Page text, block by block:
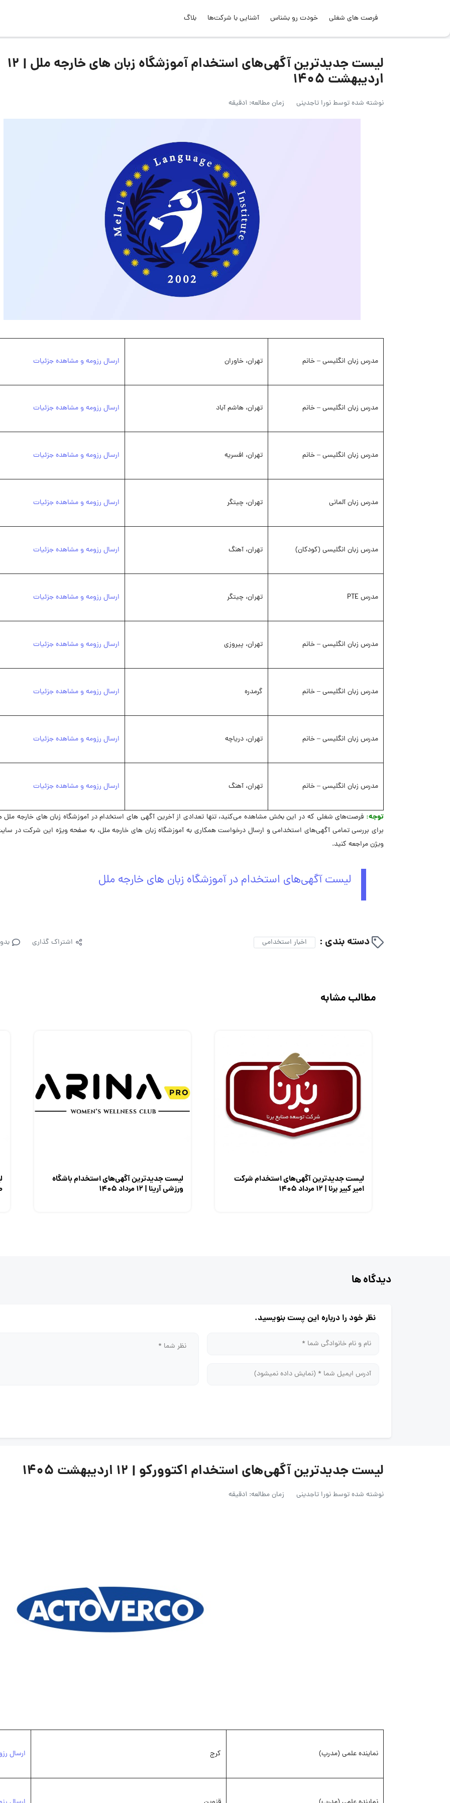
فرصت های شغلی خودت رو بشناس آشنایی با شرکت‌ها بلاگ
لیست جدیدترین آگهی‌های استخدام آموزشگاه زبان های خارجه ملل | 12
اردیبهشت 1405
نوشته شده توسطنورا تاجدینی زمان مطالعه: 1دقیقه
مدرس زبان انگلیسی – خانم تهران، خاوران ارسال رزومه و مشاهده جزئیات
مدرس زبان انگلیسی – خانم تهران، هاشم آباد ارسال رزومه و مشاهده جزئیات
مدرس زبان انگلیسی – خانم تهران، افسریه ارسال رزومه و مشاهده جزئیات
مدرس زبان آلمانی تهران، چیتگر ارسال رزومه و مشاهده جزئیات
مدرس زبان انگلیسی (کودکان) تهران، آهنگ ارسال رزومه و مشاهده جزئیات
مدرس PTE تهران، چیتگر ارسال رزومه و مشاهده جزئیات
مدرس زبان انگلیسی – خانم تهران، پیروزی ارسال رزومه و مشاهده جزئیات
مدرس زبان انگلیسی – خانم گرمدره ارسال رزومه و مشاهده جزئیات
مدرس زبان انگلیسی – خانم تهران، دریاچه ارسال رزومه و مشاهده جزئیات
مدرس زبان انگلیسی – خانم تهران، آهنگ ارسال رزومه و مشاهده جزئیات
توجه: فرصت‌های شغلی که در این بخش مشاهده می‌کنید، تنها تعدادی از آخرین آگهی های استخدام در آموزشگاه زبان های خارجه ملل
برای بررسی تمامی آگهی‌های استخدامی و ارسال درخواست همکاری به آموزشگاه زبان های خارجه ملل، به صفحه ویژه این شرکت در
ویژن مراجعه کنید.
لیست آگهی‌های استخدام در آموزشگاه زبان های خارجه ملل
دسته بندی : اخبار استخدامی اشتراک گذاری
مطالب مشابه
لیست جدیدترین آگهی‌های استخدام شرکت
امیر کبیر برنا | ۱۲ مرداد ۱۴۰۵
لیست جدیدترین آگهی‌های استخدام باشگاه
ورزشی آرینا | ۱۲ مرداد ۱۴۰۵
دیدگاه ها
نظر خود را درباره این پست بنویسید.
لیست جدیدترین آگهی‌های استخدام اکتوورکو | 12 اردیبهشت 1405
نوشته شده توسطنورا تاجدینی زمان مطالعه: 1دقیقه
نماینده علمی (مدرپ) کرج ارسال